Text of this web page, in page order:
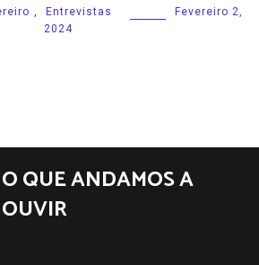
, Entrevistas
Fevereiro 2,
2024
O QUE ANDAMOS A
OUVIR